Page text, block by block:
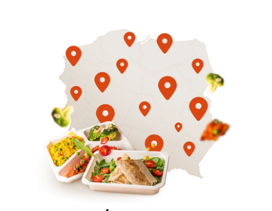
3 razy TAK
1500kcal - 2250kcal